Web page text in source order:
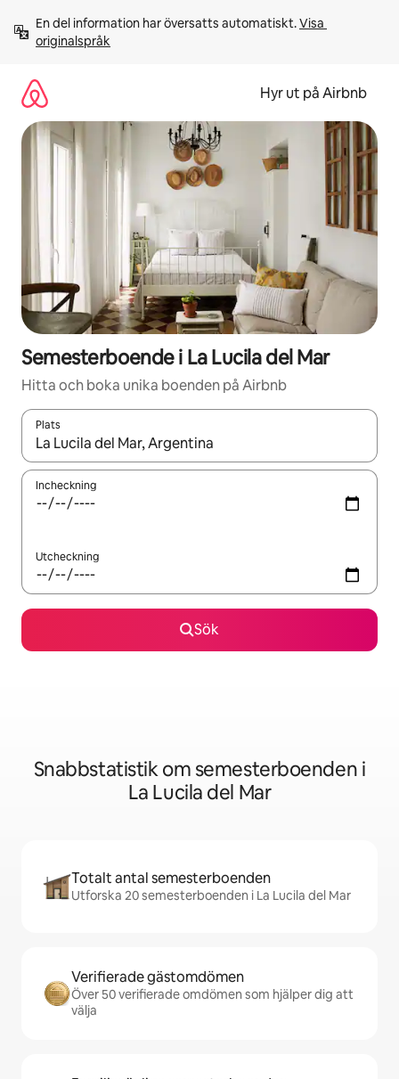
innehåll
En del information har översatts automatiskt. Visa
originalspråk
Hyr ut på Airbnb
Semesterboende i La Lucila del Mar
Hitta och boka unika boenden på Airbnb
Plats
När resultaten är tillgängliga kan du navigera med upp- och
Incheckning
Utcheckning
Sök
Snabbstatistik om semesterboenden i
La Lucila del Mar
Totalt antal semesterboenden
Utforska 20 semesterboenden i La Lucila del Mar
Verifierade gästomdömen
Över 50 verifierade omdömen som hjälper dig att
välja